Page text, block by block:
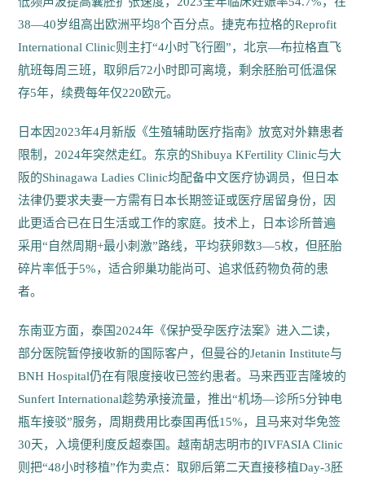
38—40岁组高出欧洲平均8个百分点。捷克布拉格的Reprofit
International Clinic则主打“4小时飞行圈”，北京—布拉格直飞
航班每周三班，取卵后72小时即可离境，剩余胚胎可低温保
存5年，续费每年仅220欧元。
日本因2023年4月新版《生殖辅助医疗指南》放宽对外籍患者
限制，2024年突然走红。东京的Shibuya KFertility Clinic与大
阪的Shinagawa Ladies Clinic均配备中文医疗协调员，但日本
法律仍要求夫妻一方需有日本长期签证或医疗居留身份，因
此更适合已在日生活或工作的家庭。技术上，日本诊所普遍
采用“自然周期+最小刺激”路线，平均获卵数3—5枚，但胚胎
碎片率低于5%，适合卵巢功能尚可、追求低药物负荷的患
者。
东南亚方面，泰国2024年《保护受孕医疗法案》进入二读，
部分医院暂停接收新的国际客户，但曼谷的Jetanin Institute与
BNH Hospital仍在有限度接收已签约患者。马来西亚吉隆坡的
Sunfert International趁势承接流量，推出“机场—诊所5分钟电
瓶车接驳”服务，周期费用比泰国再低15%，且马来对华免签
30天，入境便利度反超泰国。越南胡志明市的IVFASIA Clinic
则把“48小时移植”作为卖点：取卵后第二天直接移植Day-3胚